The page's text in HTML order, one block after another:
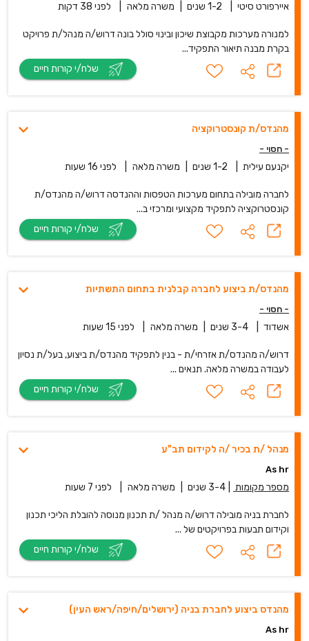
איירפורט סיטי 1-2 שנים משרה מלאה לפני 38 דקות
למנורה מערכות מקבוצת שיכון ובינוי סולל בונה דרוש/ה מנהל/ת פרויקט
בקרת מבנה תיאור התפקיד...
מהנדס/ת קונסטרוקציה
- חסוי -
יקנעם עילית 1-2 שנים משרה מלאה לפני 16 שעות
לחברה מובילה בתחום מערכות הטפסות וההנדסה דרוש/ה מהנדס/ת
קונסטרוקציה לתפקיד מקצועי ומרכזי ב...
מהנדס/ת ביצוע לחברה קבלנית בתחום התשתיות
- חסוי -
אשדוד 3-4 שנים משרה מלאה לפני 15 שעות
דרוש/ה מהנדס/ת אזרחי/ת - בנין לתפקיד מהנדס/ת ביצוע, בעל/ת נסיון
לעבודה במשרה מלאה. תנאים ...
מנהל /ת בכיר /ה לקידום תב"ע
As hr
מספר מקומות 3-4 שנים משרה מלאה לפני 7 שעות
לחברת בניה מובילה דרוש/ה מנהל /ת תכנון מנוסה להובלת הליכי תכנון
וקידום תבעות בפרויקטים של ...
מהנדס ביצוע לחברת בניה (ירושלים/חיפה/ראש העין)
As hr